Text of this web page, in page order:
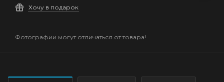
Хочу в подарок
Фотографии могут отличаться от товара!